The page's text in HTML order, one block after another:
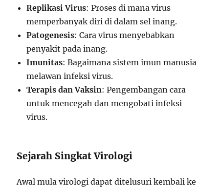
Replikasi Virus: Proses di mana virus
memperbanyak diri di dalam sel inang.
Patogenesis: Cara virus menyebabkan
penyakit pada inang.
Imunitas: Bagaimana sistem imun manusia
melawan infeksi virus.
Terapis dan Vaksin: Pengembangan cara
untuk mencegah dan mengobati infeksi
virus.
Sejarah Singkat Virologi
Awal mula virologi dapat ditelusuri kembali ke